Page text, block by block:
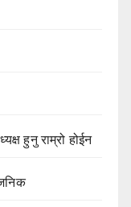
हुनु राम्रो होईन